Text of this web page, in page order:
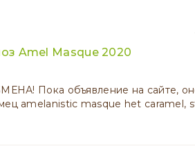
Amel Masque 2020
Пока объявление на сайте,
amelanistic masque het caramel,